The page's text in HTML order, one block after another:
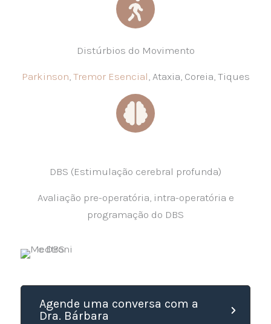
Distúrbios do Movimento
Parkinson, Tremor Esencial, Ataxia, Coreia, Tiques
DBS (Estimulação cerebral profunda)
Avaliação pre-operatória, intra-operatória e
programação do DBS
Agende uma conversa com a
Dra. Bárbara